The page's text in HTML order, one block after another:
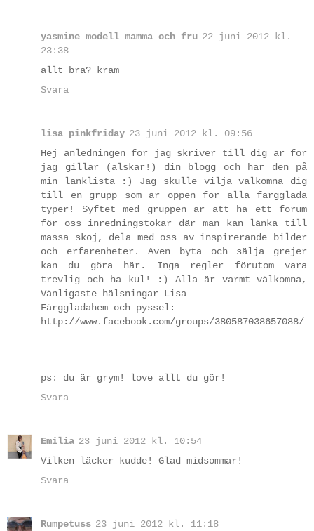
yasmine modell mamma och fru 22 juni 2012 kl.
23:38
allt bra? kram
Svara
lisa pinkfriday 23 juni 2012 kl. 09:56
Hej anledningen för jag skriver till dig är för
jag gillar (älskar!) din blogg och har den på
min länklista :) Jag skulle vilja välkomna dig
till en grupp som är öppen för alla färgglada
typer! Syftet med gruppen är att ha ett forum
för oss inredningstokar där man kan länka till
massa skoj, dela med oss av inspirerande bilder
och erfarenheter. Även byta och sälja grejer
kan du göra här. Inga regler förutom vara
trevlig och ha kul! :) Alla är varmt välkomna,
Vänligaste hälsningar Lisa
Färggladahem och pyssel:
http://www.facebook.com/groups/380587038657088/
ps: du är grym! love allt du gör!
Svara
Emilia 23 juni 2012 kl. 10:54
Vilken läcker kudde! Glad midsommar!
Svara
Rumpetuss 23 juni 2012 kl. 11:18